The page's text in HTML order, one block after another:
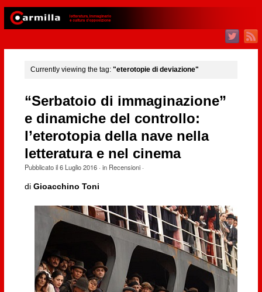
Currently viewing the tag: "eterotopie di deviazione"
“Serbatoio di immaginazione”
e dinamiche del controllo:
l’eterotopia della nave nella
letteratura e nel cinema
Pubblicato il6 Luglio 2016· in Recensioni·
di Gioacchino Toni